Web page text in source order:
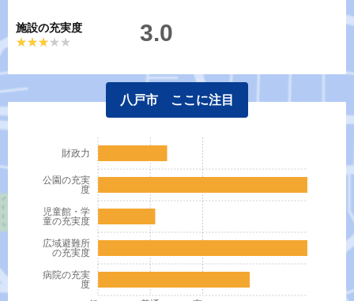
施設の充実度
★★★★★
★★★★★ 3.0
八戸市 ここに注目
病院の充実
度
広域避難所
の充実度
児童館・学
童の充実度
公園の充実
度
財政力